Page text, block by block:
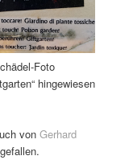
Foto
hingewiesen
vonGerhard